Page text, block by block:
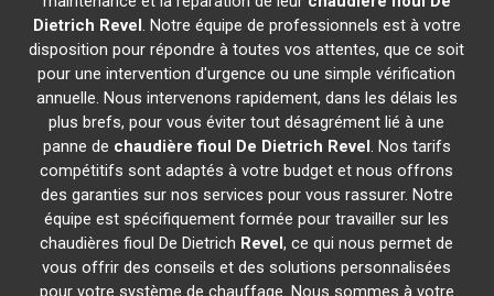
Dietrich Revel. Notre équipe de professionnels est à votre
disposition pour répondre à toutes vos attentes, que ce soit
pour une intervention d'urgence ou une simple vérification
annuelle. Nous intervenons rapidement, dans les délais les
plus brefs, pour vous éviter tout désagrément lié à une
panne de chaudière fioul De Dietrich Revel. Nos tarifs
compétitifs sont adaptés à votre budget et nous offrons
des garanties sur nos services pour vous rassurer. Notre
équipe est spécifiquement formée pour travailler sur les
chaudières fioul De Dietrich Revel, ce qui nous permet de
vous offrir des conseils et des solutions personnalisées
pour votre système de chauffage. Nous sommes à votre